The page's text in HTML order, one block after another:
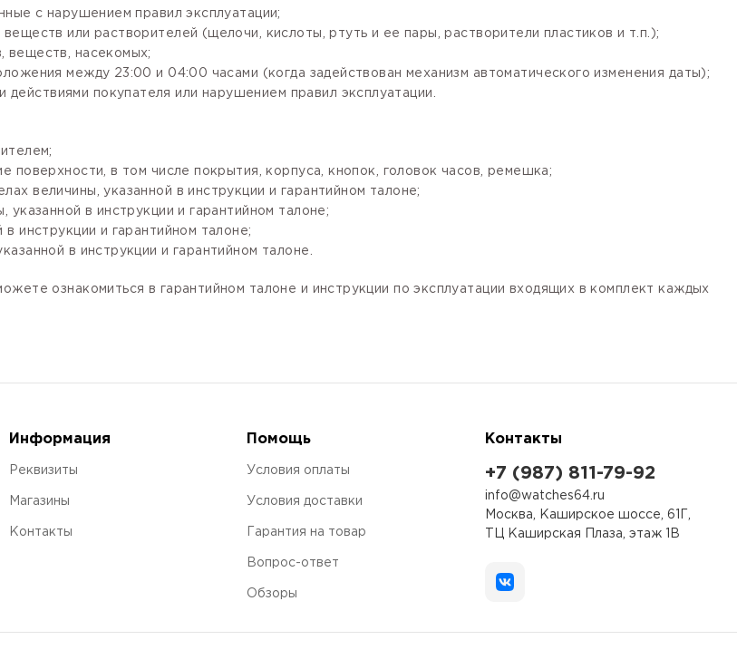
с нарушением правил эксплуатации;
или растворителей (щелочи, кислоты, ртуть и ее пары, растворители пластиков и т.п.);
веществ, насекомых;
между 23:00 и 04:00 часами (когда задействован механизм автоматического изменения даты);
покупателя или нарушением правил эксплуатации.
поверхности, в том числе покрытия, корпуса, кнопок, головок часов, ремешка;
величины, указанной в инструкции и гарантийном талоне;
в инструкции и гарантийном талоне;
инструкции и гарантийном талоне;
в инструкции и гарантийном талоне.
ознакомиться в гарантийном талоне и инструкции по эксплуатации входящих в комплект каждых
Информация
Реквизиты
Магазины
Контакты
Помощь
Условия оплаты
Условия доставки
Гарантия на товар
Вопрос-ответ
Обзоры
Контакты
+7 (987) 811-79-92
info@watches64.ru
Москва, Каширское шоссе, 61Г,
ТЦ Каширская Плаза, этаж 1В